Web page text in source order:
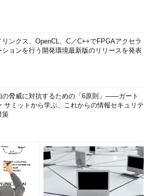
録
バーに登録するだけで
ーにも簡単に登録でき
、このアイコンを新しい
る。
、［スタート］メニュ
］の直下にこのサイト
の有効化
リンクス、OpenCL、C／C++でFPGAアクセラ
ションを行う開発環境最新版のリリースを発表
の脅威に対抗するための「6原則」――ガート
サミットから学ぶ、これからの情報セキュリテ
策